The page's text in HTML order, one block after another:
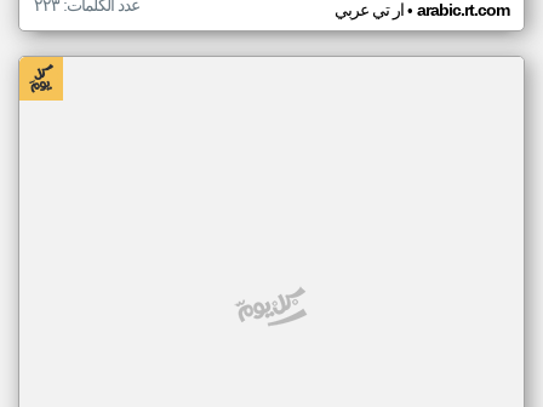
ار تي عربي• arabic.rt.com عدد الكلمات: ٢٢٣